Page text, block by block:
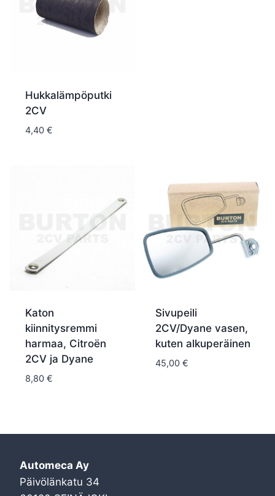
Hukkalämpöputki
2CV
4,40 €
Katon
kiinnitysremmi
harmaa, Citroën
2CV ja Dyane
8,80 €
Sivupeili
2CV/Dyane vasen,
kuten alkuperäinen
45,00 €
Automeca Ay
Päivölänkatu 34